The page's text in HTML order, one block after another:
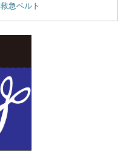
救急ベルト